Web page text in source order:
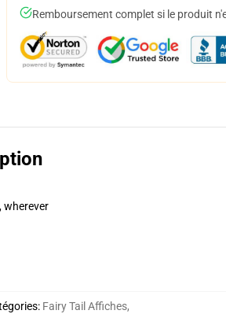
Remboursement complet si le produit
wherever
: Fairy Tail Affiches,